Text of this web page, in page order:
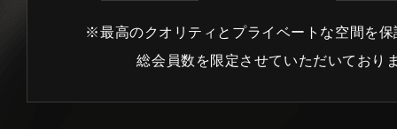
※最高のクオリティとプライベートな空間を保
総会員数を限定させていただいており